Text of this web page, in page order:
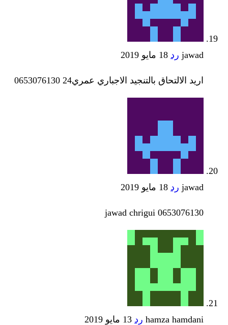
jawad رد 18 مايو 2019
اريد الالتحاق بالتنجيد الاجباري عمري24 0653076130
jawad رد 18 مايو 2019
jawad chrigui 0653076130
hamza hamdani رد 13 مايو 2019